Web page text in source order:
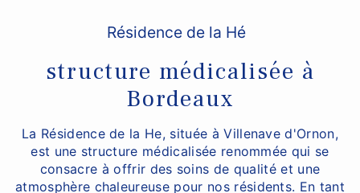
Résidence de la Hé
structure médicalisée à
Bordeaux
La Résidence de la He, située à Villenave d'Ornon,
est une structure médicalisée renommée qui se
consacre à offrir des soins de qualité et une
atmosphère chaleureuse pour nos résidents. En tant